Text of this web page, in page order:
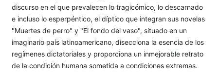
discurso en el que prevalecen lo tragicómico, lo descarnado
e incluso lo esperpéntico, el díptico que integran sus novelas
"Muertes de perro" y "El fondo del vaso", situado en un
imaginario país latinoamericano, disecciona la esencia de los
regímenes dictatoriales y proporciona un inmejorable retrato
de la condición humana sometida a condiciones extremas.